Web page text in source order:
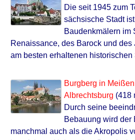
Die seit 1945 zum
sächsische Stadt
Baudenkmälern im
Renaissance, des Barock und
am besten erhaltenen
Burgberg in
Albrechtsburg (418
Durch seine
Bebauung wird der
manchmal auch als die Akropolis